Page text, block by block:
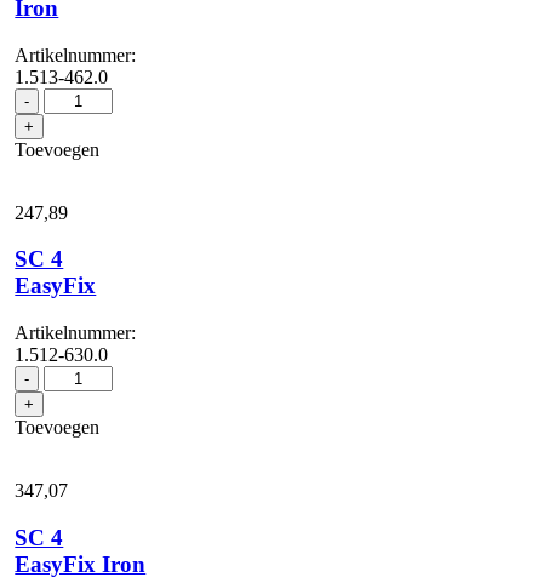
Iron
Artikelnummer:
1.513-462.0
-
4
Deluxe
Iron
+
Toevoegen
247,89
SC 4
EasyFix
Artikelnummer:
1.512-630.0
-
4
EasyFix
aantal
+
Toevoegen
347,07
SC 4
EasyFix Iron